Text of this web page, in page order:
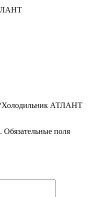
“Холодильник АТЛАНТ
Обязательные поля